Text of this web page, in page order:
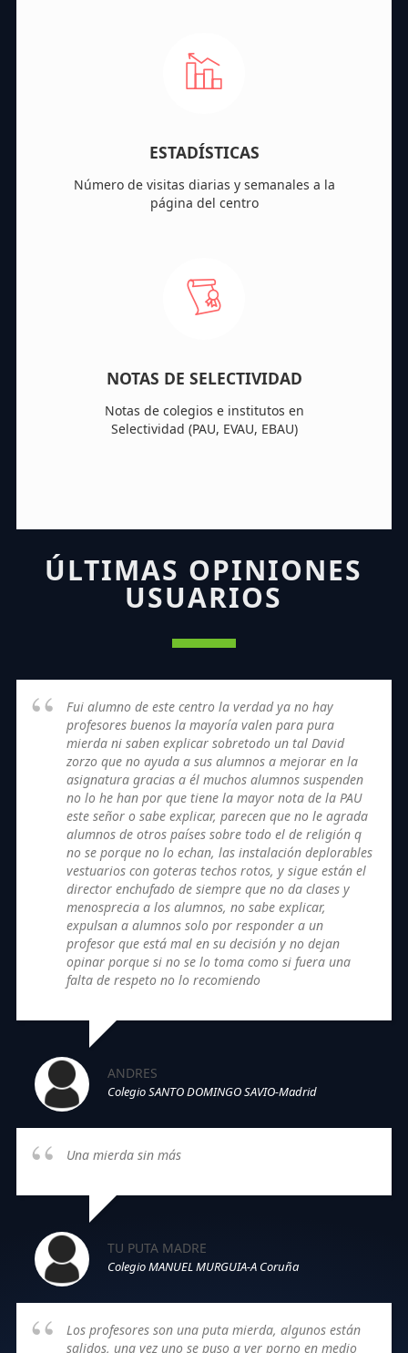
ESTADÍSTICAS
Número de visitas diarias y semanales a la
página del centro
NOTAS DE SELECTIVIDAD
Notas de colegios e institutos en
Selectividad (PAU, EVAU, EBAU)
ÚLTIMAS OPINIONES
USUARIOS
Fui alumno de este centro la verdad ya no hay
profesores buenos la mayoría valen para pura
mierda ni saben explicar sobretodo un tal David
zorzo que no ayuda a sus alumnos a mejorar en la
asignatura gracias a él muchos alumnos suspenden
no lo he han por que tiene la mayor nota de la PAU
este señor o sabe explicar, parecen que no le agrada
alumnos de otros países sobre todo el de religión q
no se porque no lo echan, las instalación deplorables
vestuarios con goteras techos rotos, y sigue están el
director enchufado de siempre que no da clases y
menosprecia a los alumnos, no sabe explicar,
expulsan a alumnos solo por responder a un
profesor que está mal en su decisión y no dejan
opinar porque si no se lo toma como si fuera una
falta de respeto no lo recomiendo
ANDRES
Colegio SANTO DOMINGO SAVIO-Madrid
Una mierda sin más
TU PUTA MADRE
Colegio MANUEL MURGUIA-A Coruña
Los profesores son una puta mierda, algunos están
salidos, una vez uno se puso a ver porno en medio